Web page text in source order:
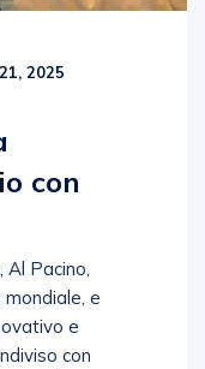
2025
con
Al Pacino,
e
e
con